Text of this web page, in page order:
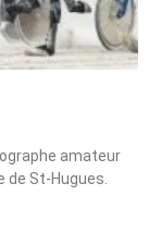
amateur
St-Hugues.